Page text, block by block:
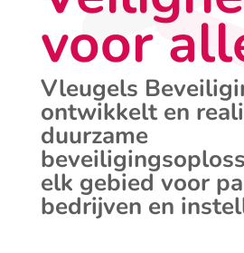
voor
Vleugels
ontwikkelt en
duurzame
elk gebied voor
bedrijven en